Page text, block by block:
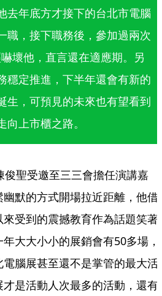
去年底方才接下的台北市電腦
職，接下職務後，參加過兩次
壞他，直言還在適應期。另
穩定推進，下半年還會有新的
生，可預見的未來也有望看到
上市櫃之路。
俊聖受邀至三三會擔任演講嘉
默的方式開場拉近距離，他借
受到的震撼教育作為話題笑著
大大小小的展銷會有50多場，
腦展甚至還不是掌管的最大活
是活動人次最多的活動，還有